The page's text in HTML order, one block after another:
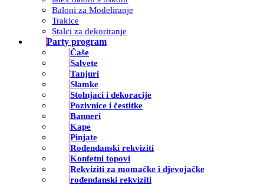
Baloni za Modeliranje
Trakice
Stalci za dekoriranje
Party program
Čaše
Salvete
Tanjuri
Slamke
Stolnjaci i dekoracije
Pozivnice i čestitke
Banneri
Kape
Pinjate
Rođendanski rekviziti
Konfetni topovi
Rekviziti za momačke i djevojačke
rođendanski rekviziti